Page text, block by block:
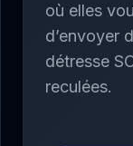
où elles
d’envoyer
détresse
reculées.